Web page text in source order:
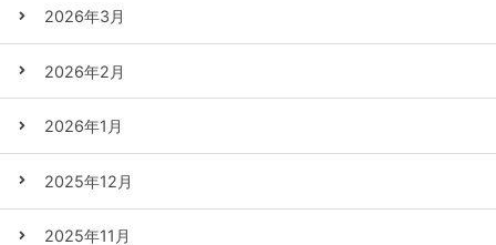
2026年3月
2026年2月
2026年1月
2025年12月
2025年11月